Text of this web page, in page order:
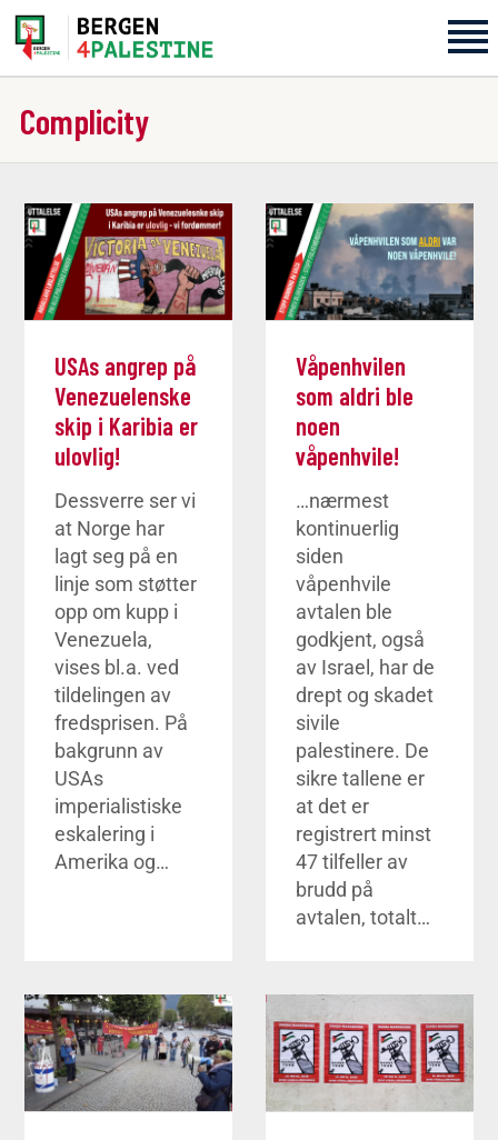
Complicity
Home
Bli med på laget!
Om oss
Kontakt oss
USAs angrep på
Venezuelenske
skip i Karibia er
ulovlig!
Dessverre ser vi
at Norge har
lagt seg på en
linje som støtter
opp om kupp i
Venezuela,
vises bl.a. ved
tildelingen av
fredsprisen. På
bakgrunn av
USAs
imperialistiske
eskalering i
Amerika og…
Våpenhvilen
som aldri ble
noen
våpenhvile!
…nærmest
kontinuerlig
siden
våpenhvile
avtalen ble
godkjent, også
av Israel, har de
drept og skadet
sivile
palestinere. De
sikre tallene er
at det er
registrert minst
47 tilfeller av
brudd på
avtalen, totalt…